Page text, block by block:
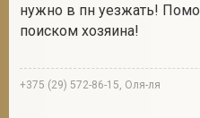
нужно в пн уезжать!
поиском хозяина!
+375 (29) 572-86-15, Оля-ля